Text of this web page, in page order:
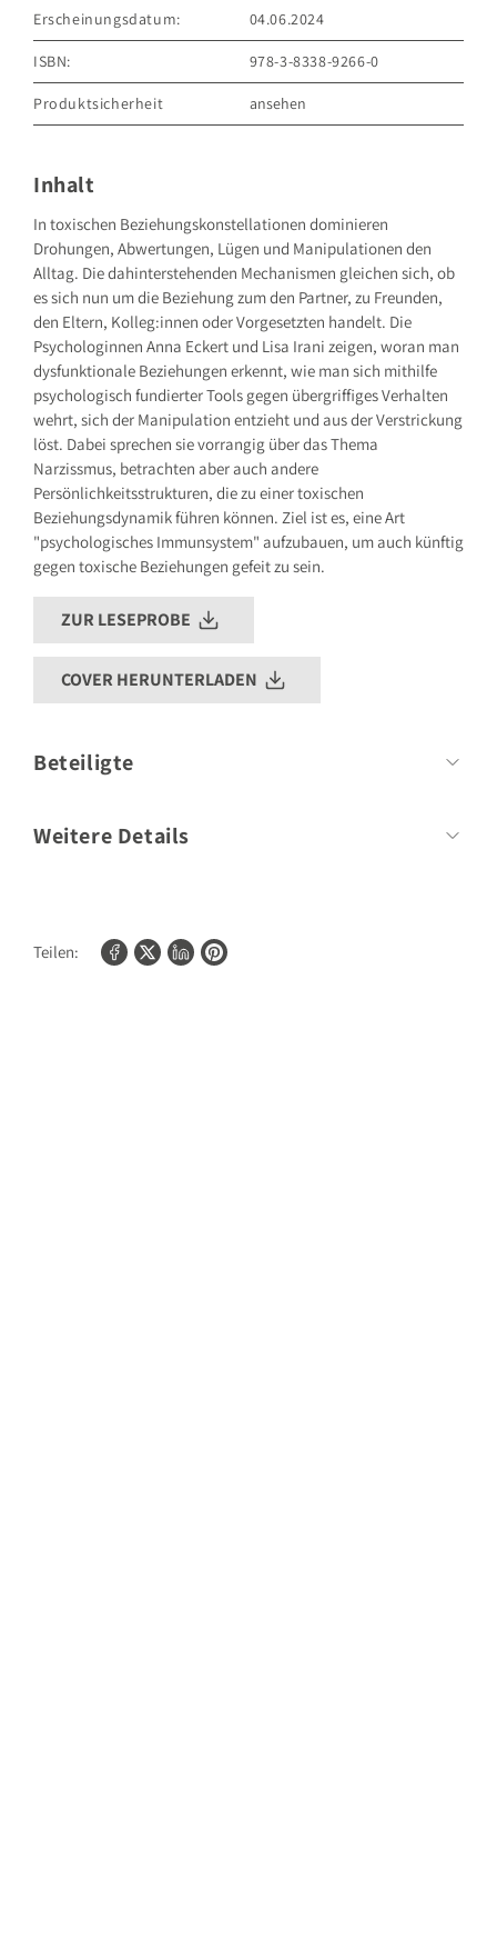
Erscheinungsdatum: 04.06.2024
ISBN: 978-3-8338-9266-0
Produktsicherheit
ansehen
81675 München
Deutschland
Sicherheitshinweis entsprechend Art. 9 Abs. 7 S. 2 derGPSR
entbehrlich
Inhalt
In toxischen Beziehungskonstellationen dominieren
Drohungen, Abwertungen, Lügen und Manipulationen den
Alltag. Die dahinterstehenden Mechanismen gleichen sich, ob
es sich nun um die Beziehung zum den Partner, zu Freunden,
den Eltern, Kolleg:innen oder Vorgesetzten handelt. Die
Psychologinnen Anna Eckert und Lisa Irani zeigen, woran man
dysfunktionale Beziehungen erkennt, wie man sich mithilfe
psychologisch fundierter Tools gegen übergriffiges Verhalten
wehrt, sich der Manipulation entzieht und aus der Verstrickung
löst. Dabei sprechen sie vorrangig über das Thema
Narzissmus, betrachten aber auch andere
Persönlichkeitsstrukturen, die zu einer toxischen
Beziehungsdynamik führen können. Ziel ist es, eine Art
"psychologisches Immunsystem" aufzubauen, um auch künftig
gegen toxische Beziehungen gefeit zu sein.
ZUR LESEPROBE
COVER HERUNTERLADEN
Beteiligte
Weitere Details
Teilen: